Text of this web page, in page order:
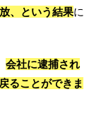
、という結果に
会社に逮捕され
ることができま